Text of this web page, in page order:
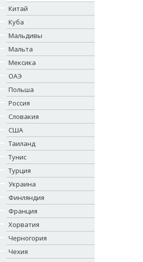
Китай
Куба
Мальдивы
Мальта
Мексика
ОАЭ
Польша
Россия
Словакия
США
Таиланд
Тунис
Турция
Украина
Финляндия
Франция
Хорватия
Черногория
Чехия